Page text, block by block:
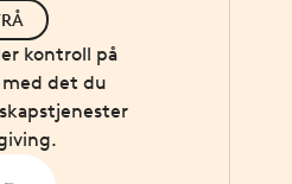
kontroll på
det du